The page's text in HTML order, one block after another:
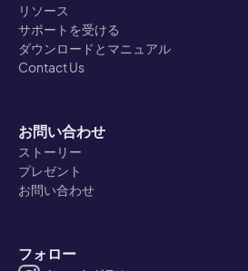
リソース
サポートを受ける
ダウンロードとマニュアル
Contact Us
お問い合わせ
ストーリー
プレゼント
お問い合わせ
フォロー